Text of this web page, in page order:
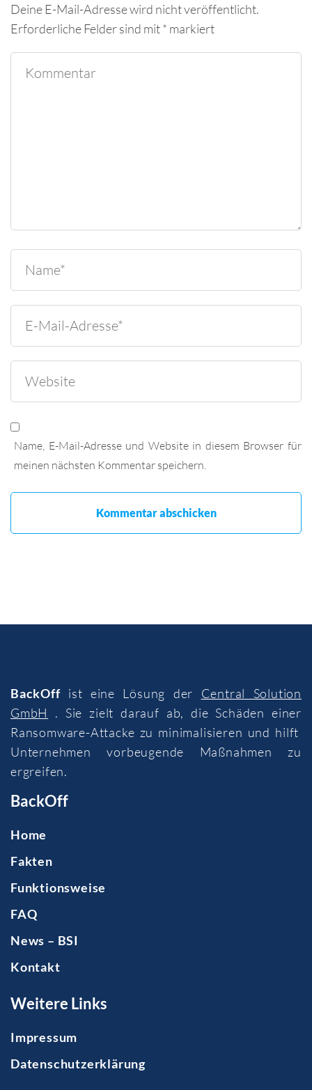
Deine E-Mail-Adresse wird nicht veröffentlicht.
Erforderliche Felder sind mit* markiert
Name, E-Mail-Adresse und Website in diesem Browser für
meinen nächsten Kommentar speichern.
BackOffist eine Lösung der Central Solution
GmbH
. Sie zielt darauf ab, die Schäden einer
Ransomware-Attacke zu minimalisieren und hilft
Unternehmen vorbeugende Maßnahmen zu
ergreifen.
BackOff
Home
Fakten
Funktionsweise
FAQ
News – BSI
Kontakt
Weitere Links
Impressum
Datenschutzerklärung